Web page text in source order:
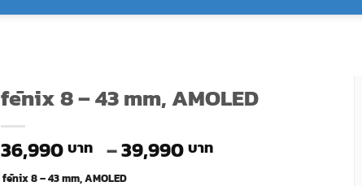
fēnix 8 – 43 mm, AMOLED
36,990 –39,990
fēnix 8 – 43 mm, AMOLED